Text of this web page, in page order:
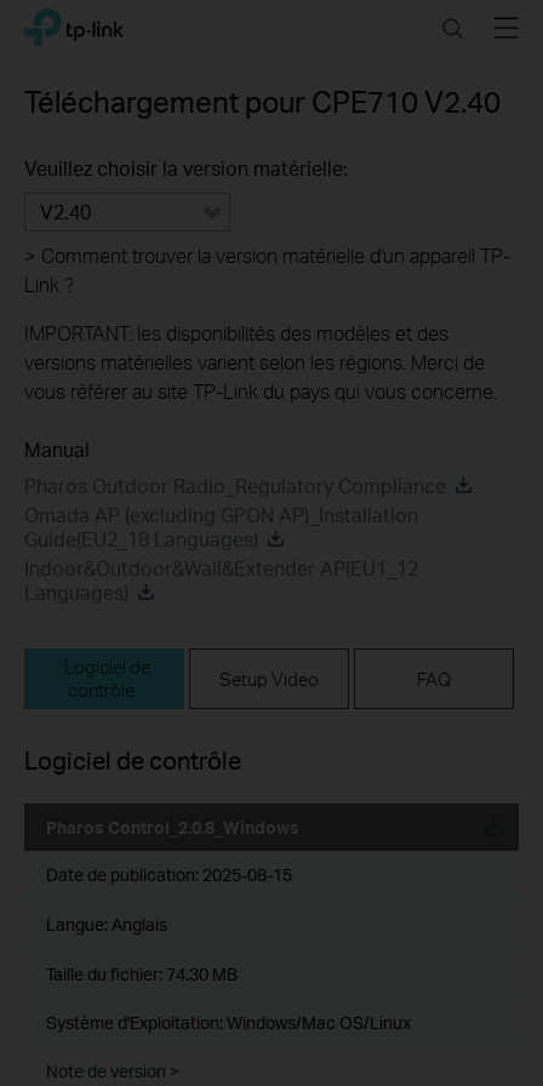
Click
the
navigation
TP-Link, Reliably Smart SearchMenu
Téléchargement pour CPE710 V2.40
Veuillez choisir la version matérielle:
V2.40
> Comment trouver la version matérielle d'un appareil TP-
Link ?
IMPORTANT: les disponibilités des modèles et des
versions matérielles varient selon les régions. Merci de
vous référer au site TP-Link du pays qui vous concerne.
Manual
Pharos Outdoor Radio_Regulatory Compliance
Omada AP (excluding GPON AP)_Installation
Guide(EU2_18 Languages)
Indoor&Outdoor&Wall&Extender AP(EU1_12
Languages)
Logiciel de
contrôle
Setup Video FAQ
Logiciel de contrôle
Pharos Control_2.0.8_Windows
Date de publication: 2025-08-15
Langue: Anglais
Taille du fichier: 74.30 MB
Système d'Exploitation: Windows/Mac OS/Linux
Note de version >